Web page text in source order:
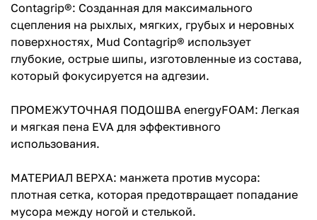
Contagrip®: Созданная для максимального
сцепления на рыхлых, мягких, грубых и неровных
поверхностях, Mud Contagrip® использует
глубокие, острые шипы, изготовленные из состава,
который фокусируется на адгезии.
ПРОМЕЖУТОЧНАЯ ПОДОШВА energyFOAM: Легкая
и мягкая пена EVA для эффективного
использования.
МАТЕРИАЛ ВЕРХА: манжета против мусора:
плотная сетка, которая предотвращает попадание
мусора между ногой и стелькой.